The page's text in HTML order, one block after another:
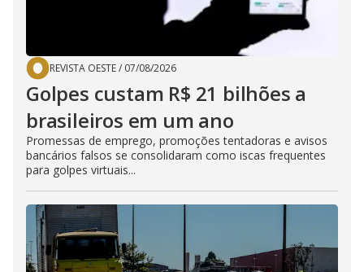
REVISTA OESTE/ 07/08/2026
Golpes custam R$ 21 bilhões a
brasileiros em um ano
Promessas de emprego, promoções tentadoras e avisos
bancários falsos se consolidaram como iscas frequentes
para golpes virtuais...